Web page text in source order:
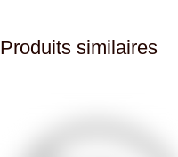
Produits similaires